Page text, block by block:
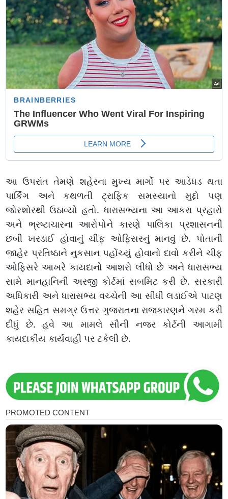
આ ઉપરાંત તેમણે શહેરના મુખ્ય માર્ગો પર આડેધડ થતા
પાર્કિંગ અને કથળતી ટ્રાફિક સમસ્યાનો મુદ્દો પણ
જોરશોરથી ઉઠાવ્યો હતો. ધારાસભ્યના આ આકરા પ્રહારો
અને ભ્રષ્ટાચારના આરોપોને કારણે પાલિકા પ્રશાસનની
છબી ખરડાઈ હોવાનું ચીફ ઓફિસરનું માનવું છે. પોતાની
જાહેર પ્રતિષ્ઠાને નુકસાન પહોંચ્યું હોવાનો દાવો કરીને ચીફ
ઓફિસરે આખરે કાયદાનો આશરો લીધો છે અને ધારાસભ્ય
સામે માનહાનિની અરજી કોર્ટમાં સબમિટ કરી છે. સરકારી
અધિકારી અને ધારાસભ્ય વચ્ચેની આ સીધી લડાઈએ પાટણ
શહેર સહિત સમગ્ર ઉત્તર ગુજરાતના રાજકારણને ગરમ કરી
દીધું છે. હવે આ મામલે સૌની નજર કોર્ટની આગામી
કાયદાકીય કાર્યવાહી પર ટકેલી છે.